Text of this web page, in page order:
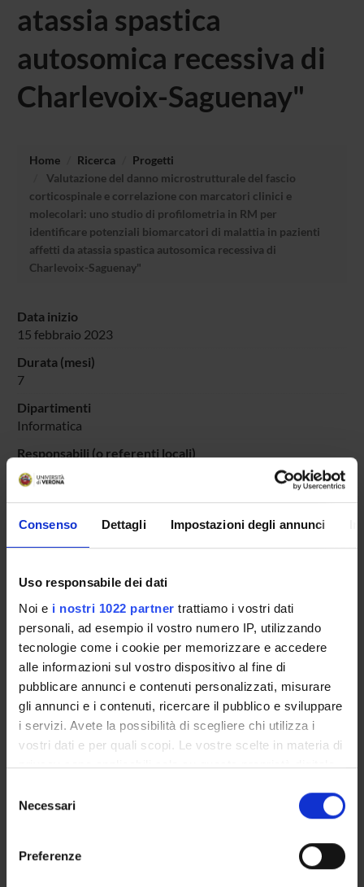
Consenso Dettagli Impostazioni degli annunci
Uso responsabile dei dati
Noi e i nostri 1022 partner trattiamo i vostri dati
personali, ad esempio il vostro numero IP, utilizzando
tecnologie come i cookie per memorizzare e accedere
alle informazioni sul vostro dispositivo al fine di
pubblicare annunci e contenuti personalizzati, misurare
gli annunci e i contenuti, ricercare il pubblico e sviluppare
i servizi. Avete la possibilità di scegliere chi utilizza i
vostri dati e per quali scopi. Le vostre scelte in materia di
privacy sono applicabili solo su questa proprietà digitale
modificare o revocare il proprio consenso in qualsiasi
momento dalla Dichiarazione sui cookie o facendo clic
delNecessari
Preferenze
atassia spastica
autosomica recessiva di
Charlevoix-Saguenay"
Home Ricerca
Progetti
Valutazione del danno microstrutturale del fascio
corticospinale e correlazione con marcatori clinici e
molecolari: uno studio di profilometria in RM per
identificare potenziali biomarcatori di malattia in pazienti
affetti da atassia spastica autosomica recessiva di
Charlevoix-Saguenay"
Data inizio
15 febbraio 2023
Durata (mesi)
7
Dipartimenti
Informatica
Responsabili (o referenti locali)
Daducci Alessandro
ENTI FINANZIATORI:
Università degli Studi di Napoli “Federico II”
Finanziamento:assegnato e gestito dal Dipartimento
PARTECIPANTI AL PROGETTO
Alessandro Daducci
Professore associato